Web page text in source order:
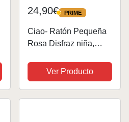
24,90€ PRIME
PRIME
Ciao- Ratón Pequeña
Rosa Disfraz niña,
(61398.4-6)
Ver Producto